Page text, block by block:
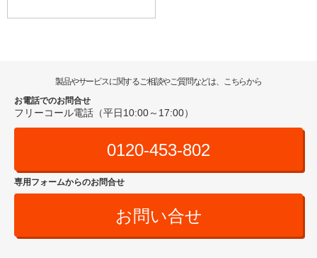
製品やサービスに関するご相談やご質問などは、こちらから
お電話でのお問合せ
フリーコール電話（平日10:00～17:00）
0120-453-802
専用フォームからのお問合せ
お問い合せ